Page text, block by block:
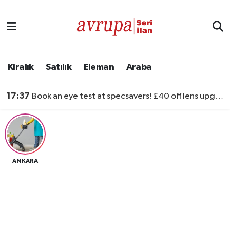
Kiralık Satılık Eleman Araba
17:37 Book an eye test at specsavers! £40 off lens upgrades
ANKARA
Satılık
Eleman
Araba